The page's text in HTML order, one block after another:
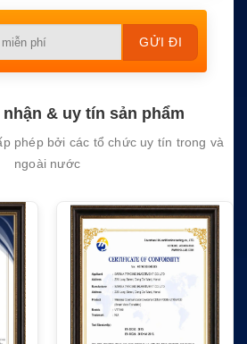
thương mại, tàu dịch vụ, vùng xa
vận hành xa hạ tầng mạng
Please
empty.
& uy tín sản phẩm
phép bởi các tổ chức uy tín trong và
ngoài nước